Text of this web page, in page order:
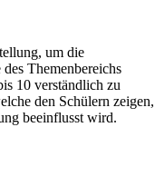
um die
Themenbereichs
10 verständlich zu
den Schülern zeigen,
beeinflusst wird.